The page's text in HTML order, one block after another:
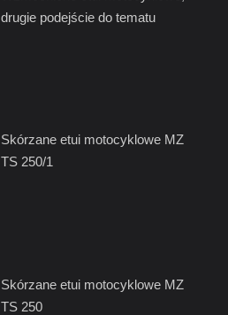
drugie podejście do tematu
Skórzane etui motocyklowe MZ
TS 250/1
Skórzane etui motocyklowe MZ
TS 250